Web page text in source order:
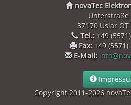
novaTec
Unterstraße
37170 Uslar OT
Tel.:+49
Fax:+49 (5571)
E-Mail:
Copyright 2011-2026